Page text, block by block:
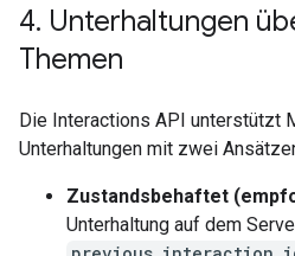
4. Unterhaltungen
Themen
Die Interactions API unterstützt
Unterhaltungen mit zwei
Zustandsbehaftet
Unterhaltung auf dem